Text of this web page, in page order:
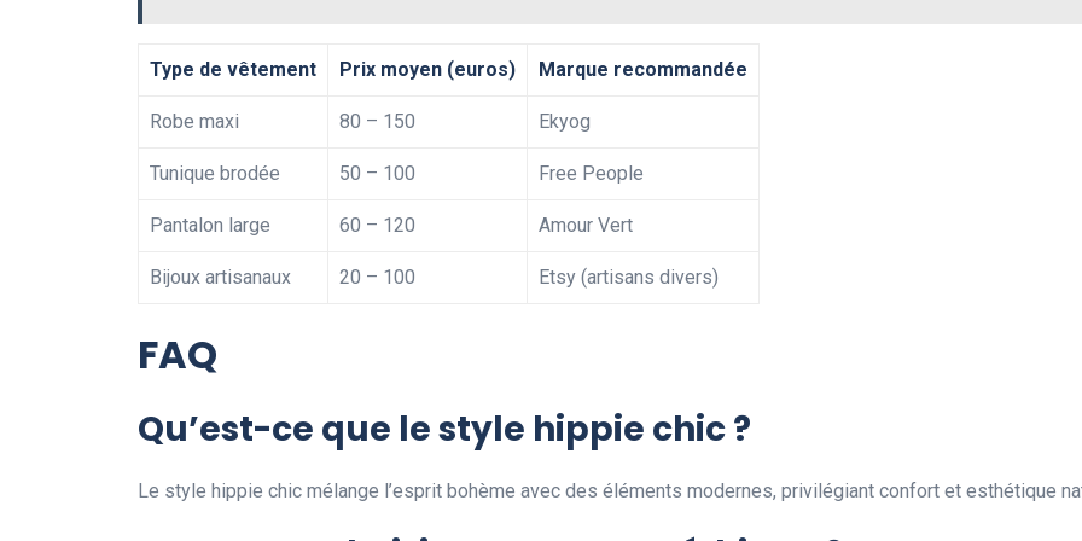
Type de vêtement Prix moyen (euros) Marque recommandée
Robe maxi 80 – 150 Ekyog
Tunique brodée 50 – 100 Free People
Pantalon large 60 – 120 Amour Vert
Bijoux artisanaux 20 – 100 Etsy (artisans divers)
FAQ
Qu’est-ce que le style hippie chic ?
Le style hippie chic mélange l’esprit bohème avec des éléments modernes, privilégiant confort et esthétique